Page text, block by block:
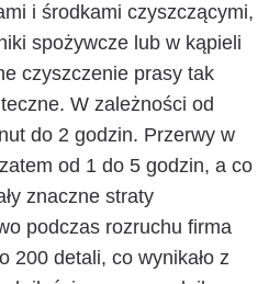
i środkami czyszczącymi,
spożywcze lub w kąpieli
czyszczenie prasy tak
W zależności od
do 2 godzin. Przerwy w
od 1 do 5 godzin, a co
znaczne straty
podczas rozruchu firma
200 detali, co wynikało z